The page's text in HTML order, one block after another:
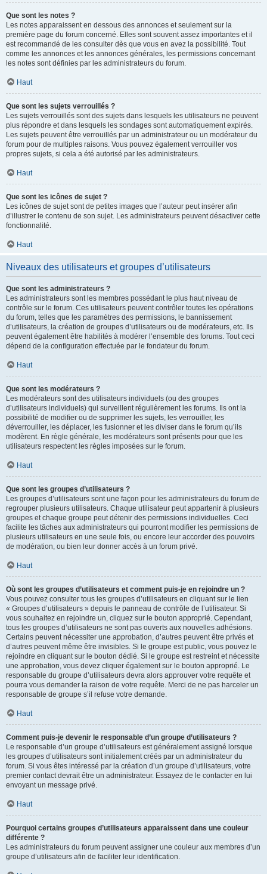
Que sont les notes ?
Les notes apparaissent en dessous des annonces et seulement sur la
première page du forum concerné. Elles sont souvent assez importantes et il
est recommandé de les consulter dès que vous en avez la possibilité. Tout
comme les annonces et les annonces générales, les permissions concernant
les notes sont définies par les administrateurs du forum.
Haut
Que sont les sujets verrouillés ?
Les sujets verrouillés sont des sujets dans lesquels les utilisateurs ne peuvent
plus répondre et dans lesquels les sondages sont automatiquement expirés.
Les sujets peuvent être verrouillés par un administrateur ou un modérateur du
forum pour de multiples raisons. Vous pouvez également verrouiller vos
propres sujets, si cela a été autorisé par les administrateurs.
Haut
Que sont les icônes de sujet ?
Les icônes de sujet sont de petites images que l’auteur peut insérer afin
d’illustrer le contenu de son sujet. Les administrateurs peuvent désactiver cette
fonctionnalité.
Haut
Niveaux des utilisateurs et groupes d’utilisateurs
Que sont les administrateurs ?
Les administrateurs sont les membres possédant le plus haut niveau de
contrôle sur le forum. Ces utilisateurs peuvent contrôler toutes les opérations
du forum, telles que les paramètres des permissions, le bannissement
d’utilisateurs, la création de groupes d’utilisateurs ou de modérateurs, etc. Ils
peuvent également être habilités à modérer l’ensemble des forums. Tout ceci
dépend de la configuration effectuée par le fondateur du forum.
Haut
Que sont les modérateurs ?
Les modérateurs sont des utilisateurs individuels (ou des groupes
d’utilisateurs individuels) qui surveillent régulièrement les forums. Ils ont la
possibilité de modifier ou de supprimer les sujets, les verrouiller, les
déverrouiller, les déplacer, les fusionner et les diviser dans le forum qu’ils
modèrent. En règle générale, les modérateurs sont présents pour que les
utilisateurs respectent les règles imposées sur le forum.
Haut
Que sont les groupes d’utilisateurs ?
Les groupes d’utilisateurs sont une façon pour les administrateurs du forum de
regrouper plusieurs utilisateurs. Chaque utilisateur peut appartenir à plusieurs
groupes et chaque groupe peut détenir des permissions individuelles. Ceci
facilite les tâches aux administrateurs qui pourront modifier les permissions de
plusieurs utilisateurs en une seule fois, ou encore leur accorder des pouvoirs
de modération, ou bien leur donner accès à un forum privé.
Haut
Où sont les groupes d’utilisateurs et comment puis-je en rejoindre un ?
Vous pouvez consulter tous les groupes d’utilisateurs en cliquant sur le lien
« Groupes d’utilisateurs » depuis le panneau de contrôle de l’utilisateur. Si
vous souhaitez en rejoindre un, cliquez sur le bouton approprié. Cependant,
tous les groupes d’utilisateurs ne sont pas ouverts aux nouvelles adhésions.
Certains peuvent nécessiter une approbation, d’autres peuvent être privés et
d’autres peuvent même être invisibles. Si le groupe est public, vous pouvez le
rejoindre en cliquant sur le bouton dédié. Si le groupe est restreint et nécessite
une approbation, vous devez cliquer également sur le bouton approprié. Le
responsable du groupe d’utilisateurs devra alors approuver votre requête et
pourra vous demander la raison de votre requête. Merci de ne pas harceler un
responsable de groupe s’il refuse votre demande.
Haut
Comment puis-je devenir le responsable d’un groupe d’utilisateurs ?
Le responsable d’un groupe d’utilisateurs est généralement assigné lorsque
les groupes d’utilisateurs sont initialement créés par un administrateur du
forum. Si vous êtes intéressé par la création d’un groupe d’utilisateurs, votre
premier contact devrait être un administrateur. Essayez de le contacter en lui
envoyant un message privé.
Haut
Pourquoi certains groupes d’utilisateurs apparaissent dans une couleur
différente ?
Les administrateurs du forum peuvent assigner une couleur aux membres d’un
groupe d’utilisateurs afin de faciliter leur identification.